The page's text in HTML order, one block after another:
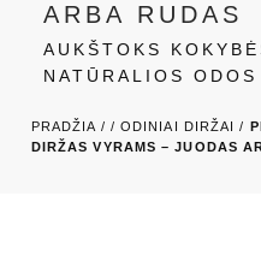
ARBA RUDAS
AUKŠTOKS
NATŪRALIOS ODOS
PRADŽIA / / ODINIAI DIRŽAI /
DIRŽAS VYRAMS – JUODAS